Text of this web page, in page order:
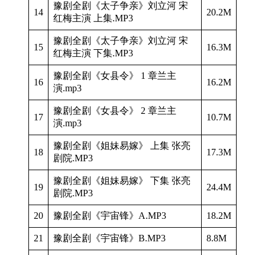
14
豫剧全剧《太子争亲》刘立河 宋
红梅主演 上集.MP3
20.2M
15
豫剧全剧《太子争亲》刘立河 宋
红梅主演 下集.MP3
16.3M
16
豫剧全剧《女县令》 1 章兰主
演.mp3
16.2M
17
豫剧全剧《女县令》 2 章兰主
演.mp3
10.7M
18
豫剧全剧《姐妹易嫁》 上集 张亮
剧院.MP3
17.3M
19
豫剧全剧《姐妹易嫁》 下集 张亮
剧院.MP3
24.4M
20 豫剧全剧《宇宙锋》A.MP3 18.2M
21 豫剧全剧《宇宙锋》B.MP3 8.8M